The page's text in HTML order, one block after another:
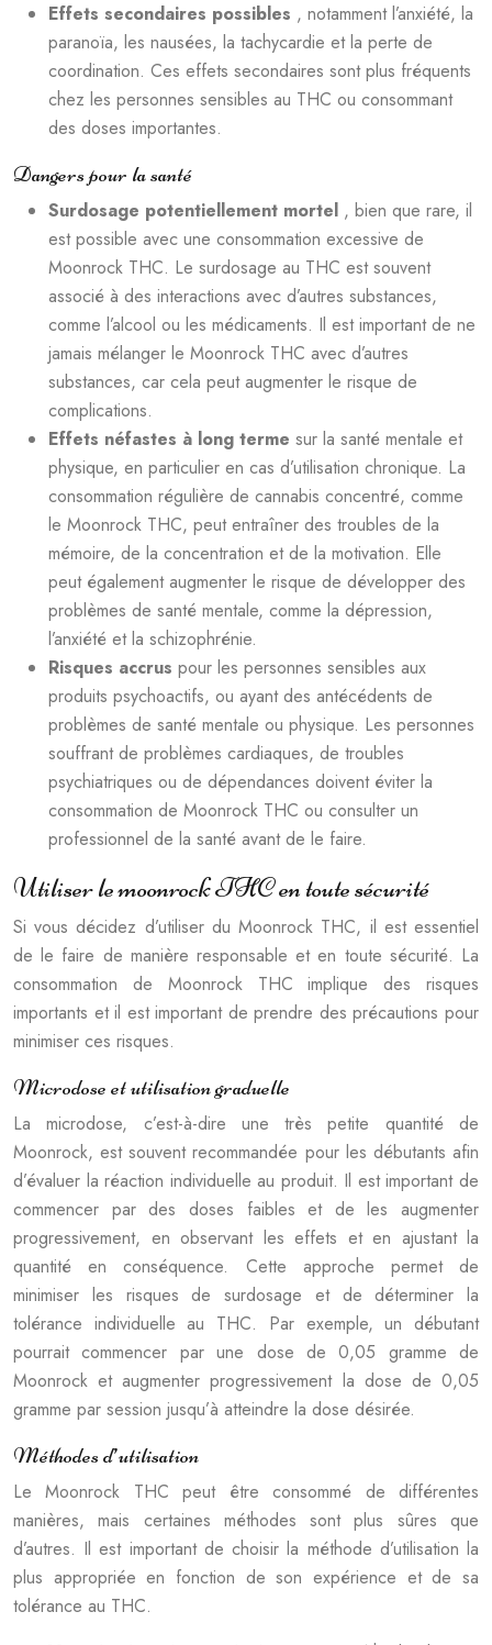
Effets secondaires possibles , notamment l’anxiété, la
paranoïa, les nausées, la tachycardie et la perte de
coordination. Ces effets secondaires sont plus fréquents
chez les personnes sensibles au THC ou consommant
des doses importantes.
Dangers pour la santé
Surdosage potentiellement mortel , bien que rare, il
est possible avec une consommation excessive de
Moonrock THC. Le surdosage au THC est souvent
associé à des interactions avec d’autres substances,
comme l’alcool ou les médicaments. Il est important de ne
jamais mélanger le Moonrock THC avec d’autres
substances, car cela peut augmenter le risque de
complications.
Effets néfastes à long terme sur la santé mentale et
physique, en particulier en cas d’utilisation chronique. La
consommation régulière de cannabis concentré, comme
le Moonrock THC, peut entraîner des troubles de la
mémoire, de la concentration et de la motivation. Elle
peut également augmenter le risque de développer des
problèmes de santé mentale, comme la dépression,
l’anxiété et la schizophrénie.
Risques accrus pour les personnes sensibles aux
produits psychoactifs, ou ayant des antécédents de
problèmes de santé mentale ou physique. Les personnes
souffrant de problèmes cardiaques, de troubles
psychiatriques ou de dépendances doivent éviter la
consommation de Moonrock THC ou consulter un
professionnel de la santé avant de le faire.
Utiliser le moonrock THC en toute sécurité
Si vous décidez d’utiliser du Moonrock THC, il est essentiel
de le faire de manière responsable et en toute sécurité. La
consommation de Moonrock THC implique des risques
importants et il est important de prendre des précautions pour
minimiser ces risques.
Microdose et utilisation graduelle
La microdose, c’est-à-dire une très petite quantité de
Moonrock, est souvent recommandée pour les débutants afin
d’évaluer la réaction individuelle au produit. Il est important de
commencer par des doses faibles et de les augmenter
progressivement, en observant les effets et en ajustant la
quantité en conséquence. Cette approche permet de
minimiser les risques de surdosage et de déterminer la
tolérance individuelle au THC. Par exemple, un débutant
pourrait commencer par une dose de 0,05 gramme de
Moonrock et augmenter progressivement la dose de 0,05
gramme par session jusqu’à atteindre la dose désirée.
Méthodes d’utilisation
Le Moonrock THC peut être consommé de différentes
manières, mais certaines méthodes sont plus sûres que
d’autres. Il est important de choisir la méthode d’utilisation la
plus appropriée en fonction de son expérience et de sa
tolérance au THC.